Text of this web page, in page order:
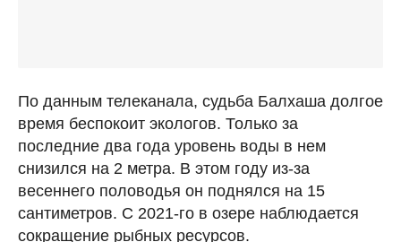
По данным телеканала, судьба Балхаша долгое
время беспокоит экологов. Только за
последние два года уровень воды в нем
снизился на 2 метра. В этом году из-за
весеннего половодья он поднялся на 15
сантиметров. С 2021-го в озере наблюдается
сокращение рыбных ресурсов.